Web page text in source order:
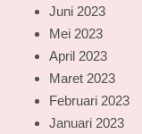
Juni 2023
Mei 2023
April 2023
Maret 2023
Februari 2023
Januari 2023